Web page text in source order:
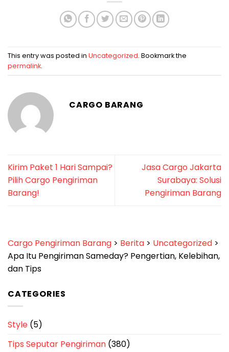
This entry was posted in Uncategorized. Bookmark the
permalink.
CARGO BARANG
Kirim Paket 1 Hari Sampai?
Pilih Cargo Pengiriman
Barang!
Jasa Cargo Jakarta
Surabaya: Solusi
Pengiriman Barang
Cargo Pengiriman Barang > Berita > Uncategorized >
Apa Itu Pengiriman Sameday? Pengertian, Kelebihan,
dan Tips
CATEGORIES
Style (5)
Tips Seputar Pengiriman (380)